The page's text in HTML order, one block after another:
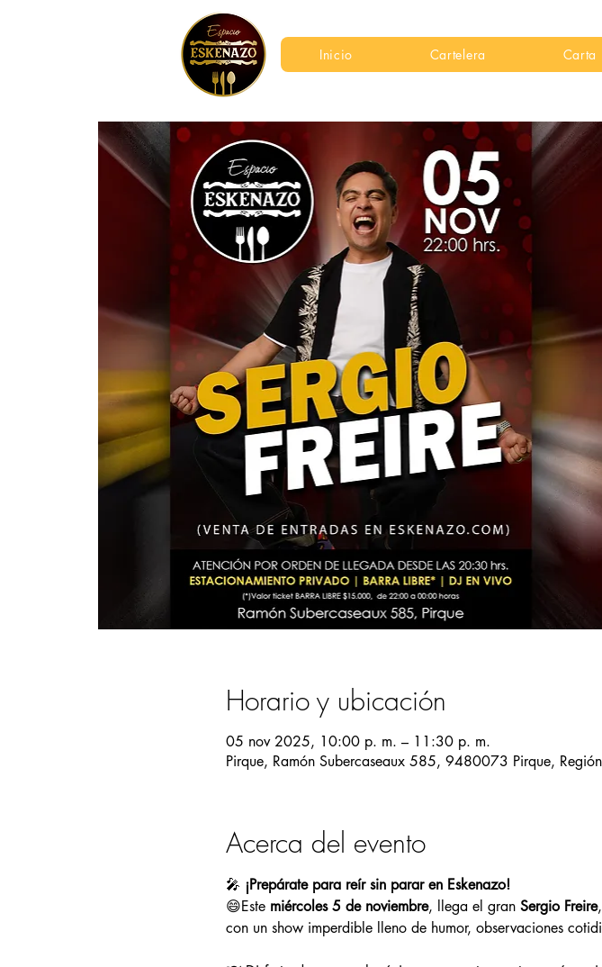
Inicio Cartelera Carta
Horario y ubicación
05 nov 2025, 10:00 p. m. – 11:30 p. m.
Pirque, Ramón Subercaseaux 585, 9480073 Pirque,
Acerca del evento
🎤 ¡Prepárate para reír sin parar en Eskenazo!
😄Este miércoles 5 de noviembre, llega el gran Sergio Freire
con un show imperdible lleno de humor, observaciones